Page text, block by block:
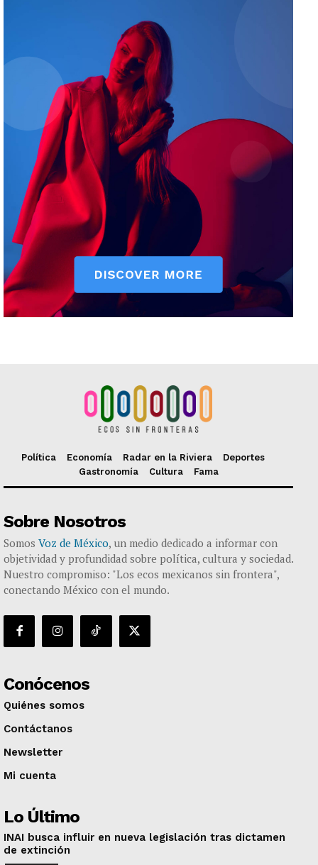
Política Economía Radar en la Riviera
Deportes
Gastronomía
Cultura Fama
Sobre Nosotros
Somos Voz de México, un medio dedicado a informar con
objetividad y profundidad sobre política, cultura y sociedad.
Nuestro compromiso: "Los ecos mexicanos sin frontera",
conectando México con el mundo.
Conócenos
Quiénes somos
Contáctanos
Newsletter
Mi cuenta
Lo Último
INAI busca influir en nueva legislación tras dictamen
de extinción